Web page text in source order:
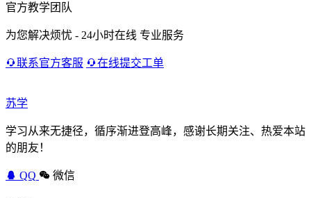
官方教学团队
为您解决烦忧 - 24小时在线 专业服务
联系官方客服 在线提交工单
苏学
学习从来无捷径，循序渐进登高峰，感谢长期关注、热爱本站
的朋友！
QQ 微信